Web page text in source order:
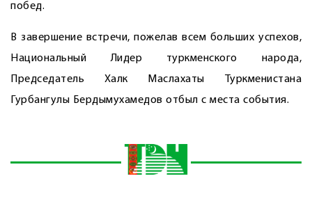
побед.
В завершение встречи, пожелав всем больших успехов,
Национальный Лидер туркменского народа,
Председатель Халк Маслахаты Туркменистана
Гурбангулы Бердымухамедов отбыл с места события.